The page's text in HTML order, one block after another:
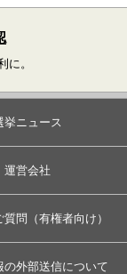
に。
挙ニュース
運営会社
質問（有権者向け）
の外部送信について